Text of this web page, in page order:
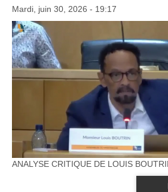
Mardi, juin 30, 2026 - 19:17
ANALYSE CRITIQUE DE LOUIS